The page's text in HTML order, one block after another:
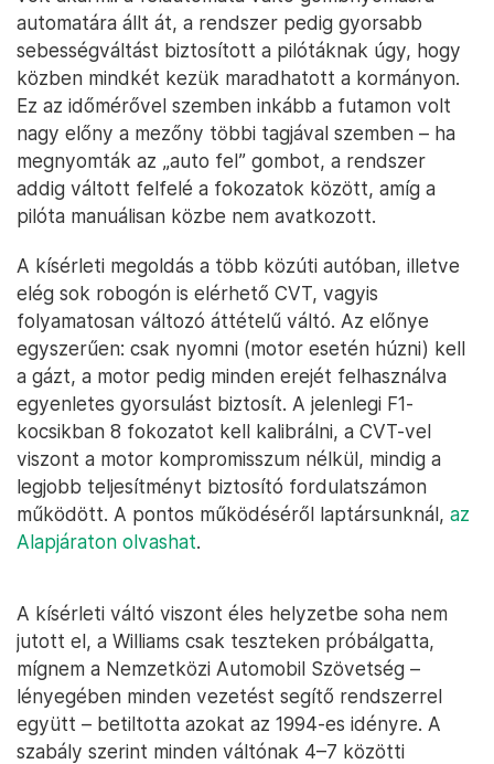
automatára állt át, a rendszer pedig gyorsabb
sebességváltást biztosított a pilótáknak úgy, hogy
közben mindkét kezük maradhatott a kormányon.
Ez az időmérővel szemben inkább a futamon volt
nagy előny a mezőny többi tagjával szemben – ha
megnyomták az „auto fel” gombot, a rendszer
addig váltott felfelé a fokozatok között, amíg a
pilóta manuálisan közbe nem avatkozott.
A kísérleti megoldás a több közúti autóban, illetve
elég sok robogón is elérhető CVT, vagyis
folyamatosan változó áttételű váltó. Az előnye
egyszerűen: csak nyomni (motor esetén húzni) kell
a gázt, a motor pedig minden erejét felhasználva
egyenletes gyorsulást biztosít. A jelenlegi F1-
kocsikban 8 fokozatot kell kalibrálni, a CVT-vel
viszont a motor kompromisszum nélkül, mindig a
legjobb teljesítményt biztosító fordulatszámon
működött. A pontos működéséről laptársunknál, az
Alapjáraton olvashat.
A kísérleti váltó viszont éles helyzetbe soha nem
jutott el, a Williams csak teszteken próbálgatta,
mígnem a Nemzetközi Automobil Szövetség –
lényegében minden vezetést segítő rendszerrel
együtt – betiltotta azokat az 1994-es idényre. A
szabály szerint minden váltónak 4–7 közötti